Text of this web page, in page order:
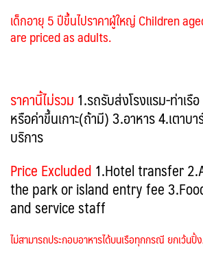
เด็กอายุ 5 ปีขึ้นไปราคาผู้ใหญ่ Children
are priced as adults.
ราคานี้ไม่รวม 1.รถรับส่งโรงแรม-ท่าเรื
หรือค่าขึ้นเกาะ(ถ้ามี) 3.อาหาร 4.เตาบ
บริการ
Price Excluded 1.Hotel transfer
the park or island entry fee
and service staff
ไม่สามารถประกอบอาหารได้บนเรือทุกกรณี ยกเว้นปิ้